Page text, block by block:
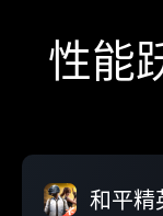
性能
WPS
剪映专
和平精